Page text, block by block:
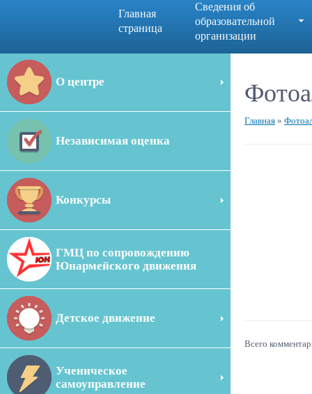
Главная
страница
Сведения об
образовательной
организации
О центре
Независимая оценка
Конкурсы
ГМЦ по сопровождению
Юнармейского движения
Детское движение
Ученическое
самоуправление
Главная »
Всего